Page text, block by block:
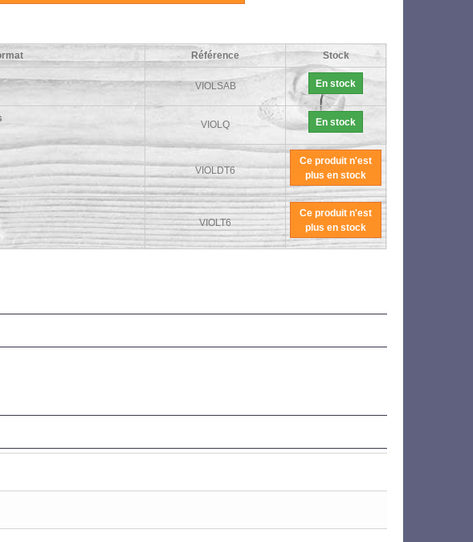
Référence Stock
VIOLSAB En stock
VIOLQ En stock
VIOLDT6
Ce produit n'est
plus en stock
VIOLT6
Ce produit n'est
plus en stock